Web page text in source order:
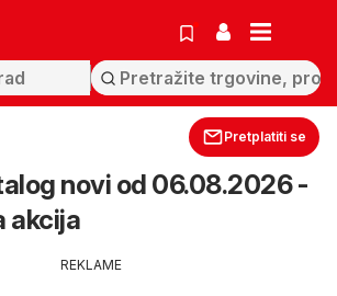
Pretplatiti se
novi od 06.08.2026 -
akcija
REKLAME